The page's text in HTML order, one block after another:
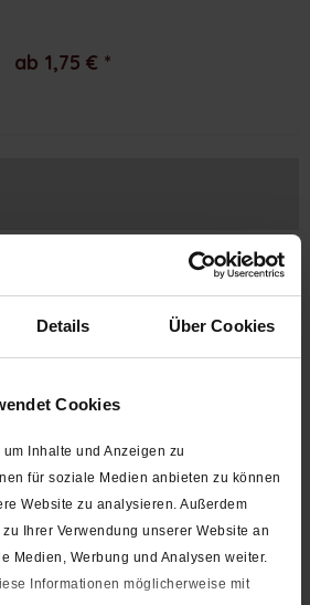
Details Über Cookies
Cookies
Inhalte und Anzeigen zu
für soziale Medien anbieten zu können
Website zu analysieren. Außerdem
Ihrer Verwendung unserer Website an
Medien, Werbung und Analysen weiter.
Informationen möglicherweise mit
ab 1,75 € *
Farben verfügbar
Kordeln bis zu 4 mm
/ 2-Loch-Stopper
ab 0,60 € *